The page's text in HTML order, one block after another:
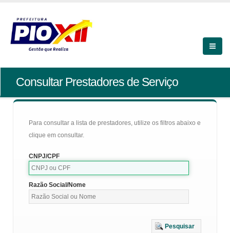
Consultar Prestadores de Serviço
Para consultar a lista de prestadores, utilize os filtros abaixo e
clique em consultar.
CNPJ/CPF
Razão Social/Nome
Pesquisar